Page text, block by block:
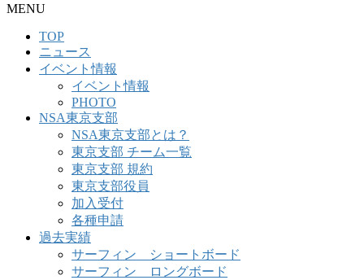
MENU
TOP
ニュース
イベント情報
イベント情報
PHOTO
NSA東京支部
NSA東京支部とは？
東京支部 チーム一覧
東京支部 規約
東京支部役員
加入受付
各種申請
過去実績
サーフィン ショートボード
サーフィン ロングボード